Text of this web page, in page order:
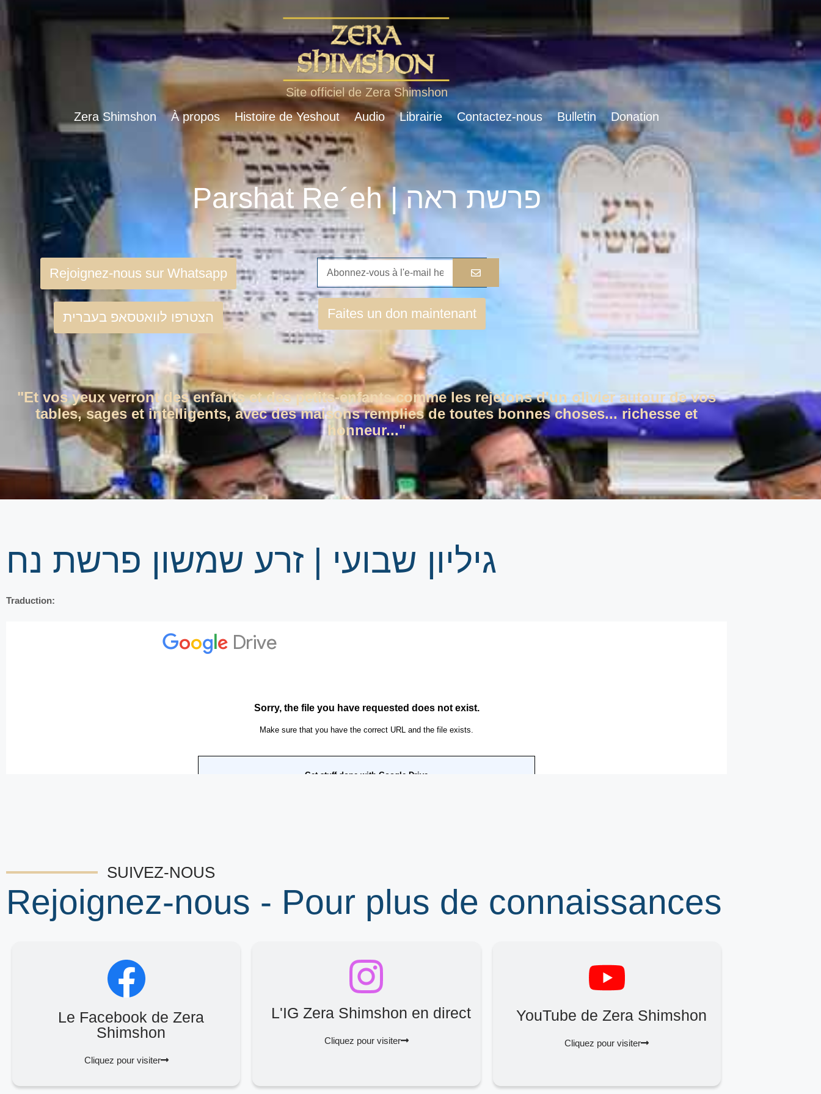
Site officiel de Zera Shimshon
Zera Shimshon
À propos Histoire de Yeshout Audio Librairie Contactez-nous Bulletin Donation
Parshat Re´eh | פרשת ראה
Rejoignez-nous sur Whatsapp
הצטרפו לוואטסאפ בעברית Faites un don maintenant
"Et vos yeux verront des enfants et des petits-enfants comme les rejetons d'un olivier autour de vos
tables, sages et intelligents, avec des maisons remplies de toutes bonnes choses... richesse et
honneur..."
גיליון שבועי | זרע שמשון פרשת נח
Traduction:
SUIVEZ-NOUS
Rejoignez-nous - Pour plus de connaissances
Le Facebook de Zera
Shimshon
Cliquez pour visiter
L'IG Zera Shimshon en direct
Cliquez pour visiter
YouTube de Zera Shimshon
Cliquez pour visiter